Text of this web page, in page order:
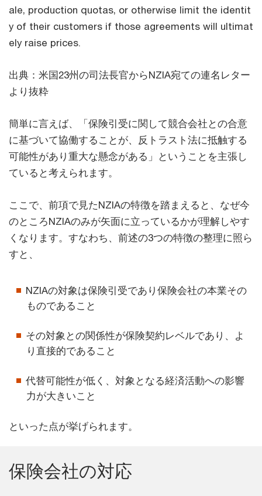
ale, production quotas, or otherwise limit the identit
y of their customers if those agreements will ultimat
ely raise prices.
出典：米国23州の司法長官からNZIA宛ての連名レター
より抜粋
簡単に言えば、「保険引受に関して競合会社との合意
に基づいて協働することが、反トラスト法に抵触する
可能性があり重大な懸念がある」ということを主張し
ていると考えられます。
ここで、前項で見たNZIAの特徴を踏まえると、なぜ今
のところNZIAのみが矢面に立っているかが理解しやす
くなります。すなわち、前述の3つの特徴の整理に照ら
すと、
NZIAの対象は保険引受であり保険会社の本業その
ものであること
その対象との関係性が保険契約レベルであり、よ
り直接的であること
代替可能性が低く、対象となる経済活動への影響
力が大きいこと
といった点が挙げられます。
保険会社の対応